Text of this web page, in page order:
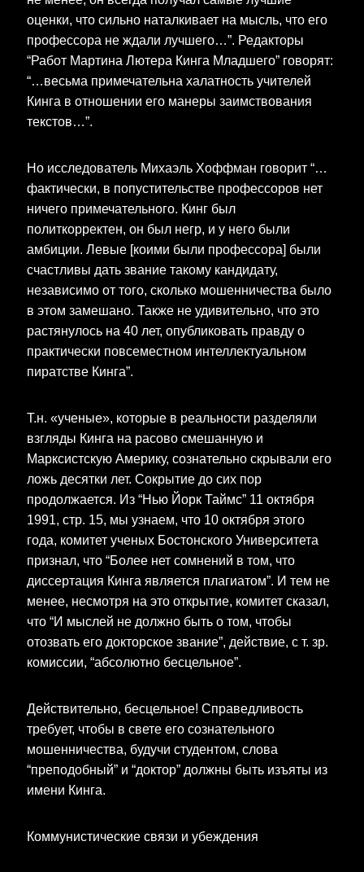
оценки, что сильно наталкивает на мысль, что его
профессора не ждали лучшего…”. Редакторы
“Работ Мартина Лютера Кинга Младшего” говорят:
“…весьма примечательна халатность учителей
Кинга в отношении его манеры заимствования
текстов…”.
Но исследователь Михаэль Хоффман говорит “…
фактически, в попустительстве профессоров нет
ничего примечательного. Кинг был
политкорректен, он был негр, и у него были
амбиции. Левые [коими были профессора] были
счастливы дать звание такому кандидату,
независимо от того, сколько мошенничества было
в этом замешано. Также не удивительно, что это
растянулось на 40 лет, опубликовать правду о
практически повсеместном интеллектуальном
пиратстве Кинга”.
Т.н. «ученые», которые в реальности разделяли
взгляды Кинга на расово смешанную и
Марксистскую Америку, сознательно скрывали его
ложь десятки лет. Сокрытие до сих пор
продолжается. Из “Нью Йорк Таймс” 11 октября
1991, стр. 15, мы узнаем, что 10 октября этого
года, комитет ученых Бостонского Университета
признал, что “Более нет сомнений в том, что
диссертация Кинга является плагиатом”. И тем не
менее, несмотря на это открытие, комитет сказал,
что “И мыслей не должно быть о том, чтобы
отозвать его докторское звание”, действие, с т. зр.
комиссии, “абсолютно бесцельное”.
Действительно, бесцельное! Справедливость
требует, чтобы в свете его сознательного
мошенничества, будучи студентом, слова
“преподобный” и “доктор” должны быть изъяты из
имени Кинга.
Коммунистические связи и убеждения